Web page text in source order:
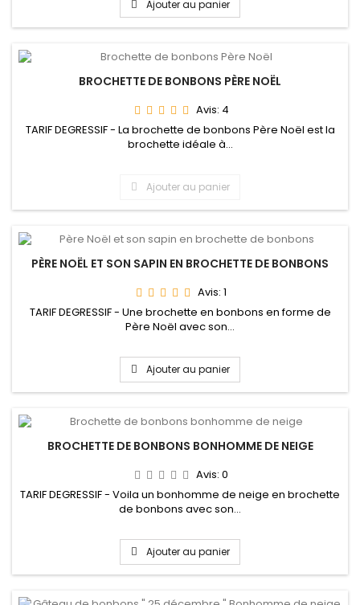
Ajouter au panier
BROCHETTE DE BONBONS PÈRE NOËL
Avis: 4
TARIF DEGRESSIF - La brochette de bonbons Père Noël est la
brochette idéale à...
Ajouter au panier
PÈRE NOËL ET SON SAPIN EN BROCHETTE DE BONBONS
Avis: 1
TARIF DEGRESSIF - Une brochette en bonbons en forme de
Père Noël avec son...
Ajouter au panier
BROCHETTE DE BONBONS BONHOMME DE NEIGE
Avis: 0
TARIF DEGRESSIF - Voila un bonhomme de neige en brochette
de bonbons avec son...
Ajouter au panier